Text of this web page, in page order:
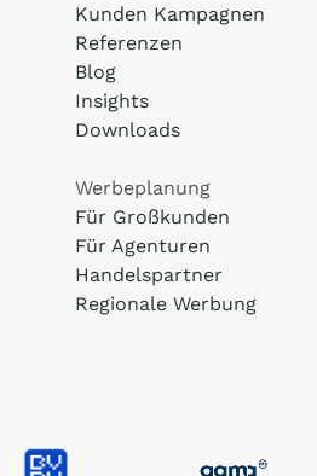
Kunden Kampagnen
Referenzen
Blog
Insights
Downloads
Werbeplanung
Für Großkunden
Für Agenturen
Handelspartner
Regionale Werbung